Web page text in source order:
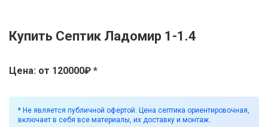
Купить Септик Ладомир 1-1.4
Цена: от 120000₽ *
* Не является публичной офертой. Цена септика ориентировочная,
включает в себя все материалы, их доставку и монтаж.